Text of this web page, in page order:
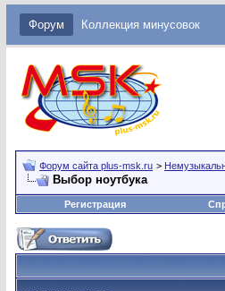
Форум Коллекция минусовок
Форум сайта plus-msk.ru >
Выбор ноутбука
Регистрация